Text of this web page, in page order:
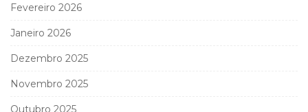
Fevereiro 2026
Janeiro 2026
Dezembro 2025
Novembro 2025
Outubro 2025